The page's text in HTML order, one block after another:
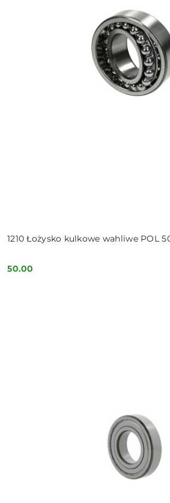
1210 Łożysko kulkowe wahliwe POL
Cena:
50.00